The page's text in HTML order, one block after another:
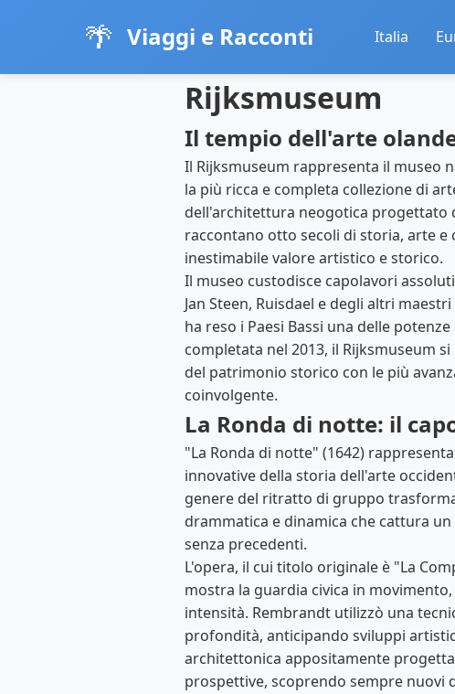
🌴 Viaggi e Racconti Italia
Rijksmuseum
Il tempio dell'arte
Il Rijksmuseum rappresenta il museo
la più ricca e completa collezione di
dell'architettura neogotica progettato
raccontano otto secoli di storia, arte
inestimabile valore artistico e storico.
Il museo custodisce capolavori
Jan Steen, Ruisdael e degli altri
ha reso i Paesi Bassi una delle
completata nel 2013, il Rijksmuseum
del patrimonio storico con le più
coinvolgente.
La Ronda di notte: il
"La Ronda di notte" (1642)
innovative della storia dell'arte
genere del ritratto di gruppo
drammatica e dinamica che cattura
senza precedenti.
L'opera, il cui titolo originale è "La
mostra la guardia civica in
intensità. Rembrandt utilizzò una
profondità, anticipando sviluppi
architettonica appositamente
prospettive, scoprendo sempre nuovi